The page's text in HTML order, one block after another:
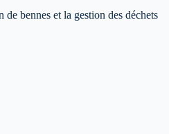
bennes et la gestion des déchets